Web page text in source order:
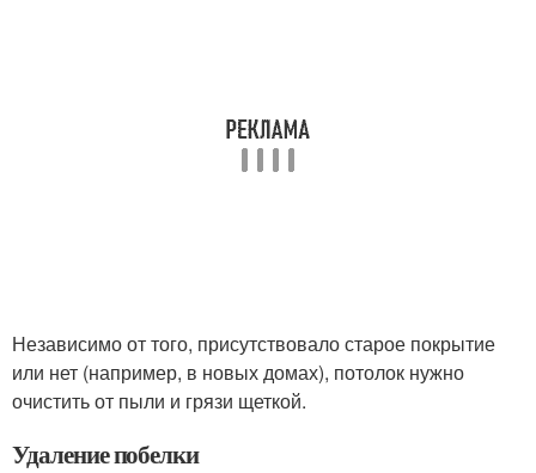
Независимо от того, присутствовало старое покрытие
или нет (например, в новых домах), потолок нужно
очистить от пыли и грязи щеткой.
Удаление побелки